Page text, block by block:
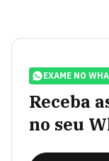
EXAME NO
Receba
no seu